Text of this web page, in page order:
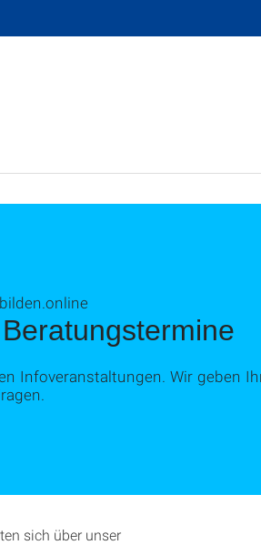
Infoveranstaltungen. Wir geben
sich über unser